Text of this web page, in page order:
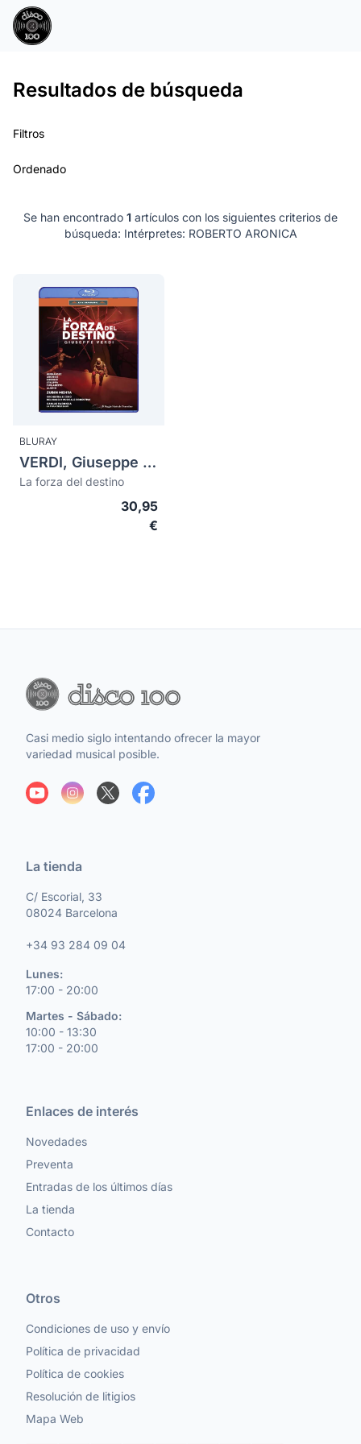
Resultados de búsqueda
Filtros
Ordenado
Se han encontrado 1 artículos con los siguientes criterios de
búsqueda: Intérpretes: ROBERTO ARONICA
BLURAY
VERDI, Giuseppe (1813-1901)
La forza del destino
30,95
€
Casi medio siglo intentando ofrecer la mayor
variedad musical posible.
La tienda
C/ Escorial, 33
08024 Barcelona
+34 93 284 09 04
Lunes:
17:00 - 20:00
Martes - Sábado:
10:00 - 13:30
17:00 - 20:00
Enlaces de interés
Novedades
Preventa
Entradas de los últimos días
La tienda
Contacto
Otros
Condiciones de uso y envío
Política de privacidad
Política de cookies
Resolución de litigios
Mapa Web